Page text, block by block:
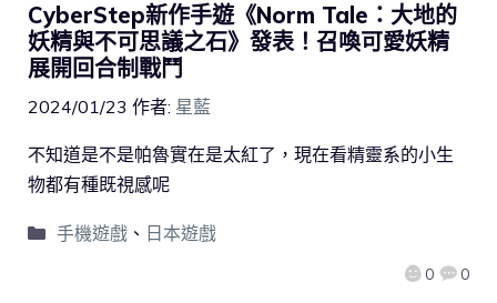
CyberStep新作手遊《Norm Tale：大地的
妖精與不可思議之石》發表！召喚可愛妖精
展開回合制戰鬥
2024/01/23 作者: 星藍
0 0
不知道是不是帕魯實在是太紅了，現在看精靈系的小生
物都有種既視感呢
手機遊戲、 日本遊戲